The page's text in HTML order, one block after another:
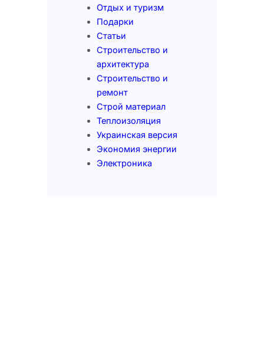
Отдых и туризм
Подарки
Статьи
Строительство и
архитектура
Строительство и
ремонт
Строй материал
Теплоизоляция
Украинская версия
Экономия энергии
Электроника